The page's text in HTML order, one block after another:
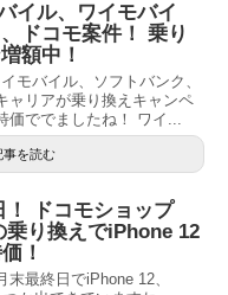
イル、ワイモバイ
ドコモ案件！ 乗り
額中！
モバイル、ソフトバンク、
ャリアが乗り換えキャンペ
価ででましたね！ ワイ...
事を読む
！ ドコモショップ
乗り換えでiPhone 12
！
末最終日でiPhone 12、